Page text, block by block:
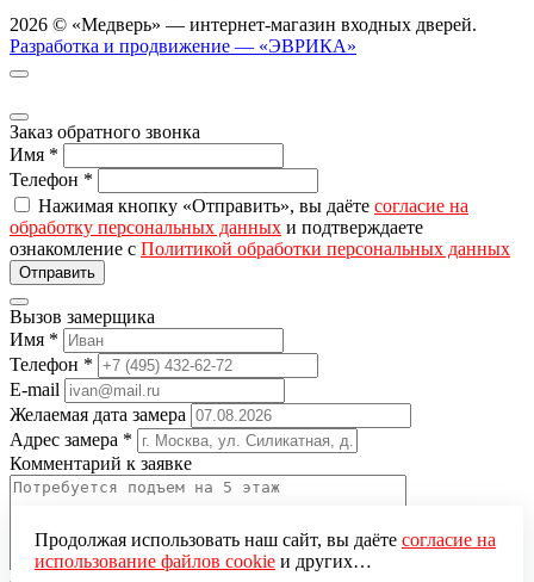
2026 © «Медверь» — интернет-магазин входных дверей.
Разработка и продвижение — «ЭВРИКА»
Заказ обратного звонка
Имя *
Телефон *
Нажимая кнопку «Отправить», вы даёте согласие на
обработку персональных данных и подтверждаете
ознакомление с Политикой обработки персональных данных
Вызов замерщика
Имя *
Телефон *
E-mail
Желаемая дата замера
Адрес замера *
Комментарий к заявке
Продолжая использовать наш сайт, вы даёте согласие на
использование файлов cookieи других